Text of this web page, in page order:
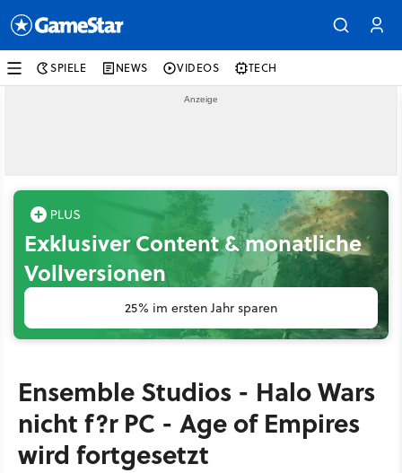
SPIELE NEWS VIDEOS TECH
Exklusiver Content & monatliche
Vollversionen
25% im ersten Jahr sparen
Ensemble Studios - Halo Wars
nicht f?r PC - Age of Empires
wird fortgesetzt